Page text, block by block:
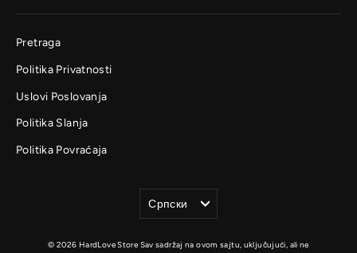
Pretraga
Politika Privatnosti
Uslovi Poslovanja
Politika Slanja
Politika Povraćaja
Jezik
Српски
© 2026 HardLove Store Sav sadržaj na ovom sajtu, uključujući, ali ne